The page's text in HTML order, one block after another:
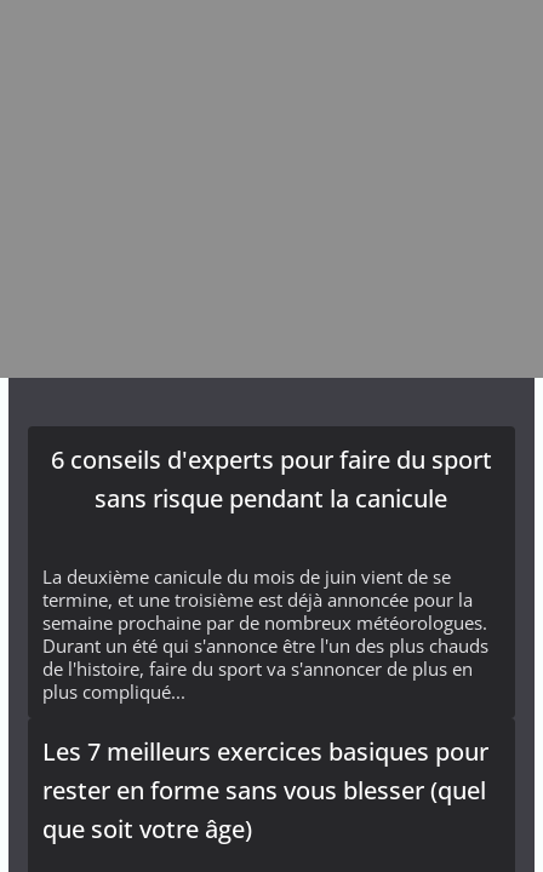
6 conseils d'experts pour faire du sport
sans risque pendant la canicule
La deuxième canicule du mois de juin vient de se
termine, et une troisième est déjà annoncée pour la
semaine prochaine par de nombreux météorologues.
Durant un été qui s'annonce être l'un des plus chauds
de l'histoire, faire du sport va s'annoncer de plus en
plus compliqué...
Les 7 meilleurs exercices basiques pour
rester en forme sans vous blesser (quel
que soit votre âge)